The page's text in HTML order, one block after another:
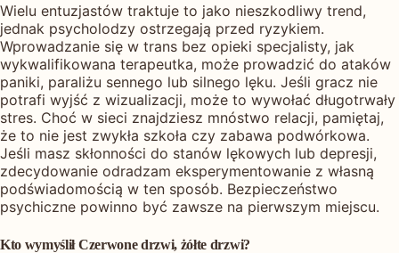
Wielu entuzjastów traktuje to jako nieszkodliwy trend,
jednak psycholodzy ostrzegają przed ryzykiem.
Wprowadzanie się w trans bez opieki specjalisty, jak
wykwalifikowana terapeutka, może prowadzić do ataków
paniki, paraliżu sennego lub silnego lęku. Jeśli gracz nie
potrafi wyjść z wizualizacji, może to wywołać długotrwały
stres. Choć w sieci znajdziesz mnóstwo relacji, pamiętaj,
że to nie jest zwykła szkoła czy zabawa podwórkowa.
Jeśli masz skłonności do stanów lękowych lub depresji,
zdecydowanie odradzam eksperymentowanie z własną
podświadomością w ten sposób. Bezpieczeństwo
psychiczne powinno być zawsze na pierwszym miejscu.
Kto wymyślił Czerwone drzwi, żółte drzwi?